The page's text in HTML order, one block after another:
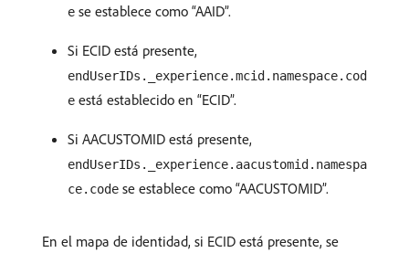
e se establece como “AAID”.
Si ECID está presente,
endUserIDs._experience.mcid.namespace.cod
e está establecido en “ECID”.
Si AACUSTOMID está presente,
endUserIDs._experience.aacustomid.namespa
ce.code se establece como “AACUSTOMID”.
En el mapa de identidad, si ECID está presente, se